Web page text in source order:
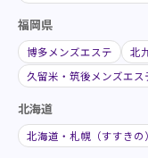
福岡県
博多メンズエステ
北
久留米・筑後メンズエス
北海道
北海道・札幌（すすきの